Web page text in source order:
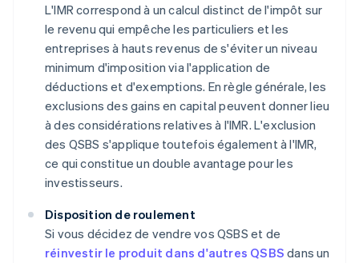
L'IMR correspond à un calcul distinct de l'impôt sur
le revenu qui empêche les particuliers et les
entreprises à hauts revenus de s'éviter un niveau
minimum d'imposition via l'application de
déductions et d'exemptions. En règle générale, les
exclusions des gains en capital peuvent donner lieu
à des considérations relatives à l'IMR. L'exclusion
des QSBS s'applique toutefois également à l'IMR,
ce qui constitue un double avantage pour les
investisseurs.
Disposition de roulement
Si vous décidez de vendre vos QSBS et de
réinvestir le produit dans d'autres QSBS dans un